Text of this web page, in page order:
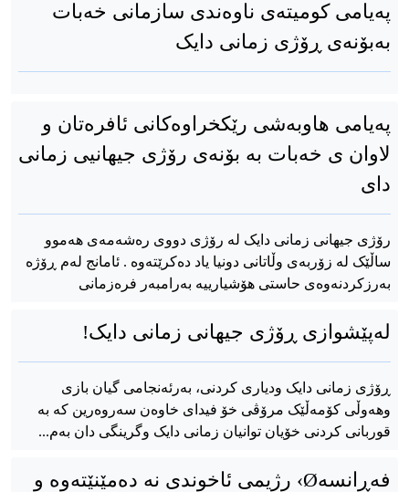
په‌یامی کومیتەی ناوه‌ندی سازمانی خه‌بات
به‌بۆنه‌ی ڕۆژی زمانی دایک
پەیامی هاوبەشی رێکخراوەکانی ئافرەتان و
لاوان ی خەبات بە بۆنەی رۆژی جیهانیی زمانی
دای
رۆژی جیهانی زمانی دایک لە رۆژی دووی رەشەمەی هەموو
ساڵێک لە زۆربەی وڵاتانی دونیا یاد دەکرێتەوە . ئامانج لەم ڕۆژە
بەرزکردنەوەی حاستی هۆشیارییە بەرامبەر فرەزمانی
لەپێشوازی ڕۆژی جیهانی زمانی دایک!
ڕۆژی زمانی دایک ودیاری کردنی، بەرئەنجامی گیان بازی
وهەوڵی کۆمەڵێک مرۆڤی خۆ فیدای خاوەن سەروەرین کە بە
قوربانی کردنی خۆیان توانیان زمانی دایک وگرینگی دان بەم...
فەڕانسەØ› رژیمی ئاخوندی نە دەمێنێتەوە و